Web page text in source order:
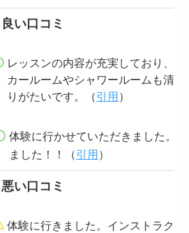
い口コミ
レッスンの内容が充実しており、
カールームやシャワールームも清
りがたいです。（引用）
体験に行かせていただきました。
ました！！（引用）
い口コミ
体験に行きました。インストラク